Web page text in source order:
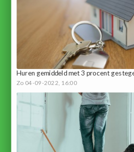
Huren gemiddeld met 3 procent
Zo 04-09-2022, 16:00